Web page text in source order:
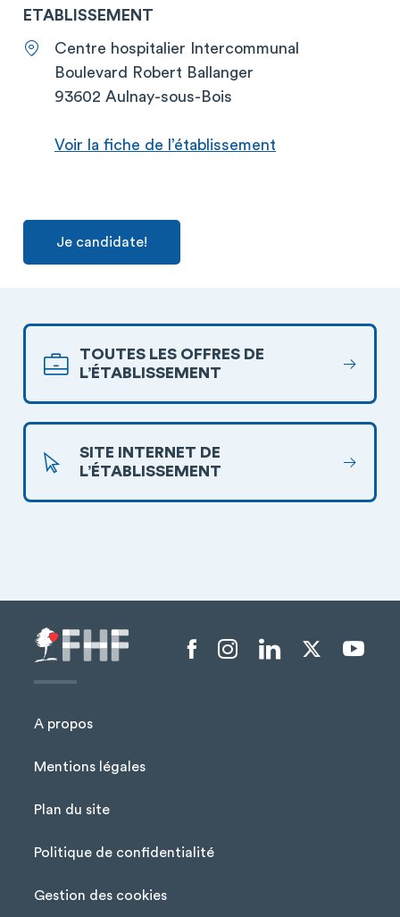
ETABLISSEMENT
Centre hospitalier Intercommunal
Boulevard Robert Ballanger
93602 Aulnay-sous-Bois
Voir la fiche de l’établissement
Je candidate!
TOUTES LES OFFRES DE
L’ÉTABLISSEMENT
SITE INTERNET DE
L’ÉTABLISSEMENT
Menu Pied de page
A propos
Mentions légales
Plan du site
Politique de confidentialité
Gestion des cookies
Menu liens sociaux